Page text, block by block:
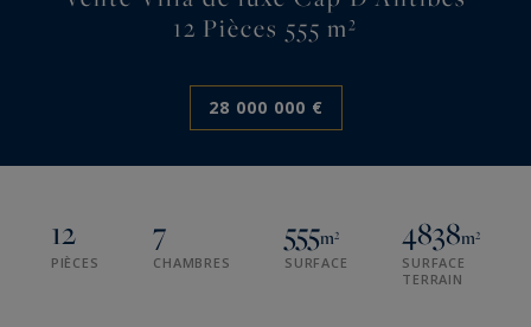
12 Pièces 555 m²
28 000 000 €
12
PIÈCES
7
CHAMBRES
555m²
SURFACE
4838m²
SURFACE
TERRAIN